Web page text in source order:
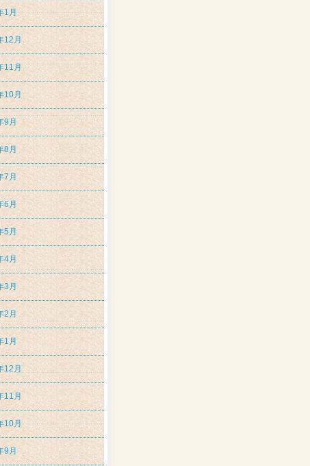
1月
12月
11月
10月
9月
8月
7月
6月
5月
4月
3月
2月
1月
12月
11月
10月
9月